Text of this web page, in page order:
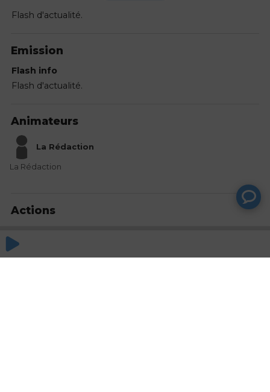
Flash d'actualité.
Emission
Flash info
Flash d'actualité.
Animateurs
La Rédaction
La Rédaction
Actions